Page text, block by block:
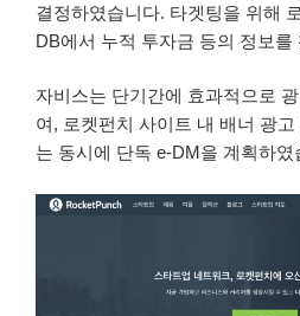
결정하였습니다. 타겟팅을 위해
DB에서 누적 투자금 등의 정보
자비스는 단기간에 효과적으로
여, 로켓펀치 사이트 내 배너 광
는 동시에 단독 e-DM을 계획하였